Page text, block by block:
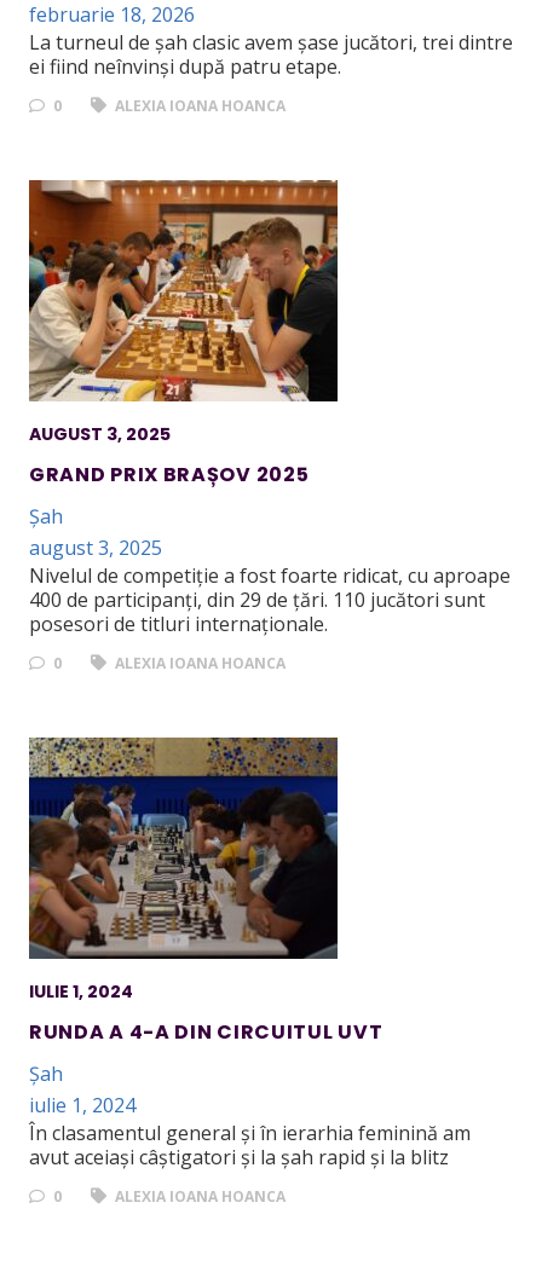
februarie 18, 2026
La turneul de șah clasic avem șase jucători, trei dintre
ei fiind neînvinși după patru etape.
0 ALEXIA IOANA HOANCA
AUGUST 3, 2025
GRAND PRIX BRAȘOV 2025
Șah
august 3, 2025
Nivelul de competiție a fost foarte ridicat, cu aproape
400 de participanți, din 29 de țări. 110 jucători sunt
posesori de titluri internaționale.
0 ALEXIA IOANA HOANCA
IULIE 1, 2024
RUNDA A 4-A DIN CIRCUITUL UVT
Șah
iulie 1, 2024
În clasamentul general și în ierarhia feminină am
avut aceiași câștigatori și la șah rapid și la blitz
0 ALEXIA IOANA HOANCA